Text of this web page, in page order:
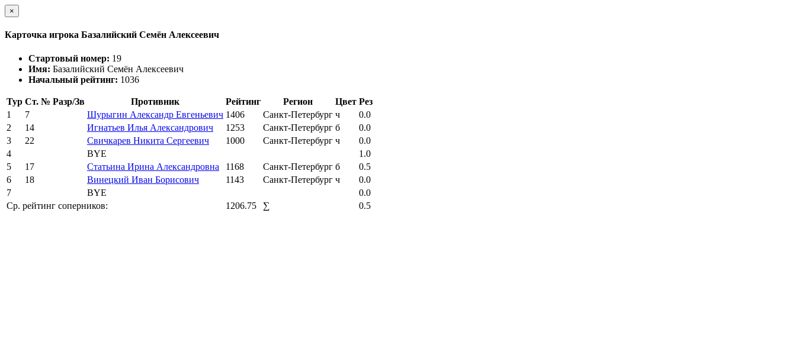
×
Карточка игрока Базалийский Семён Алексеевич
Стартовый номер: 19
Имя: Базалийский Семён Алексеевич
Начальный рейтинг: 1036
Тур Ст. № Разр/Зв Противник Рейтинг Регион Цвет Рез
1
7 Шурыгин Александр Евгеньевич 1406 Санкт-Петербург ч
0.0
2
14 Игнатьев Илья Александрович 1253 Санкт-Петербург б
0.0
3
22 Свичкарев Никита Сергеевич 1000 Санкт-Петербург ч
0.0
4
BYE
1.0
5
17 Статьина Ирина Александровна 1168 Санкт-Петербург б
0.5
6
18 Винецкий Иван Борисович 1143 Санкт-Петербург ч
0.0
7
BYE
0.0
Ср. рейтинг соперников:
1206.75 ∑ 0.5